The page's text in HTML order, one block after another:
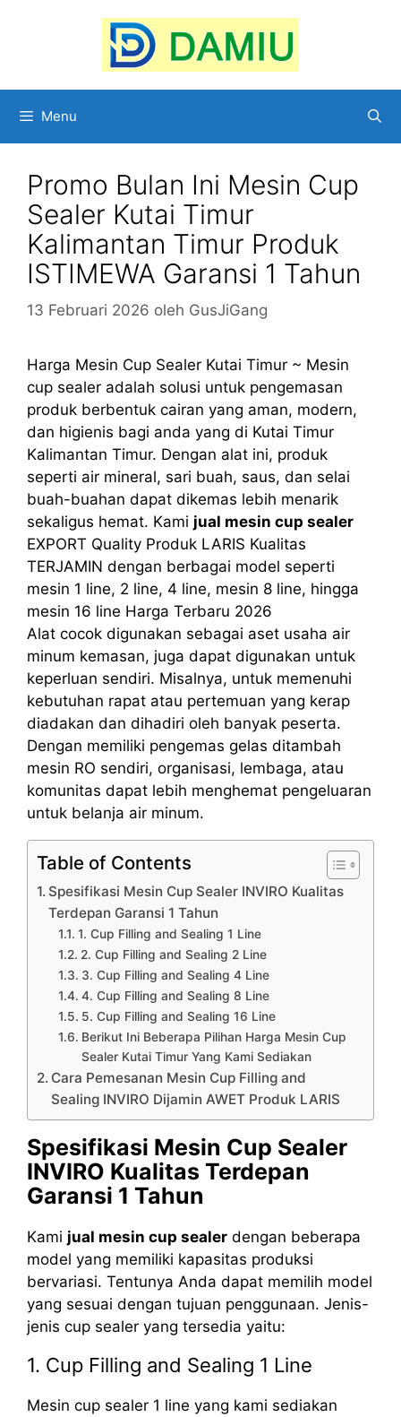
Menu
Promo Bulan Ini Mesin Cup
Sealer Kutai Timur
Kalimantan Timur Produk
ISTIMEWA Garansi 1 Tahun
13 Februari 2026 oleh GusJiGang
Harga Mesin Cup Sealer Kutai Timur ~ Mesin
cup sealer adalah solusi untuk pengemasan
produk berbentuk cairan yang aman, modern,
dan higienis bagi anda yang di Kutai Timur
Kalimantan Timur. Dengan alat ini, produk
seperti air mineral, sari buah, saus, dan selai
buah-buahan dapat dikemas lebih menarik
sekaligus hemat. Kami jual mesin cup sealer
EXPORT Quality Produk LARIS Kualitas
TERJAMIN dengan berbagai model seperti
mesin 1 line, 2 line, 4 line, mesin 8 line, hingga
mesin 16 line Harga Terbaru 2026
Alat cocok digunakan sebagai aset usaha air
minum kemasan, juga dapat digunakan untuk
keperluan sendiri. Misalnya, untuk memenuhi
kebutuhan rapat atau pertemuan yang kerap
diadakan dan dihadiri oleh banyak peserta.
Dengan memiliki pengemas gelas ditambah
mesin RO sendiri, organisasi, lembaga, atau
komunitas dapat lebih menghemat pengeluaran
untuk belanja air minum.
Table of Contents
Spesifikasi Mesin Cup Sealer INVIRO Kualitas
Terdepan Garansi 1 Tahun
1. Cup Filling and Sealing 1 Line
2. Cup Filling and Sealing 2 Line
3. Cup Filling and Sealing 4 Line
4. Cup Filling and Sealing 8 Line
5. Cup Filling and Sealing 16 Line
Berikut Ini Beberapa Pilihan Harga Mesin Cup
Sealer Kutai Timur Yang Kami Sediakan
Cara Pemesanan Mesin Cup Filling and
Sealing INVIRO Dijamin AWET Produk LARIS
Spesifikasi Mesin Cup Sealer
INVIRO Kualitas Terdepan
Garansi 1 Tahun
Kami jual mesin cup sealer dengan beberapa
model yang memiliki kapasitas produksi
bervariasi. Tentunya Anda dapat memilih model
yang sesuai dengan tujuan penggunaan. Jenis-
jenis cup sealer yang tersedia yaitu:
1. Cup Filling and Sealing 1 Line
Mesin cup sealer 1 line yang kami sediakan